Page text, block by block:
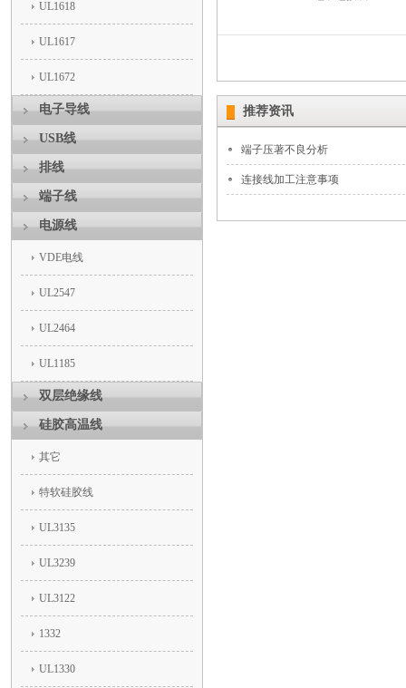
UL1618
UL1617
UL1672
电子导线
USB线
排线
端子线
电源线
VDE电线
UL2547
UL2464
UL1185
双层绝缘线
硅胶高温线
其它
特软硅胶线
UL3135
UL3239
UL3122
1332
UL1330
推荐资讯
端子压著不良分析
连接线加工注意事项